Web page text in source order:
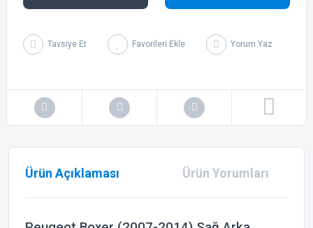
Tavsiye Et Yorum Yaz
Ürün Açıklaması Ürün Yorumları